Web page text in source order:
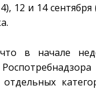
12 и 14
в начале